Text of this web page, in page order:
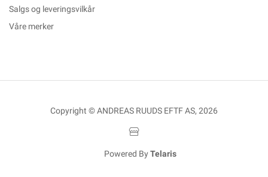
Salgs og leveringsvilkår
Våre merker
Copyright © ANDREAS RUUDS EFTF AS, 2026
Powered By Telaris